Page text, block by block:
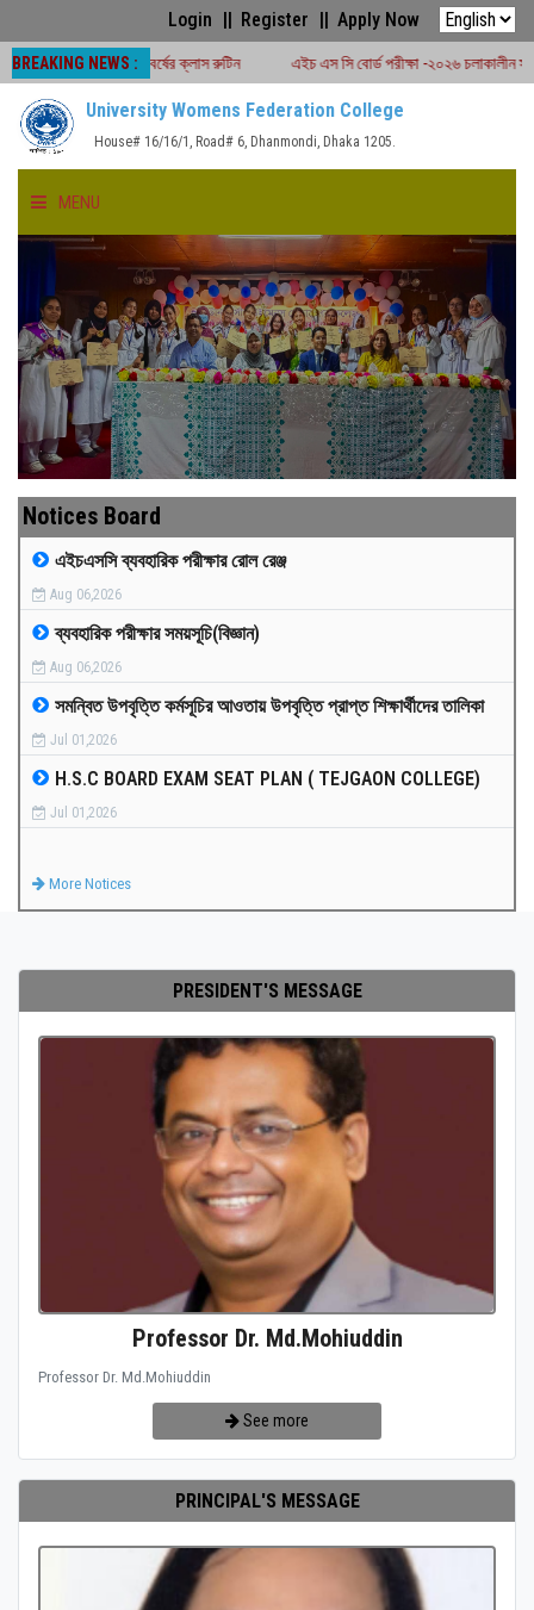
Login Register Apply Now
BREAKING NEWS :
১ম ও ২য় বর্ষের ক্লাস রুটিন এইচ এস সি বোর্ড পরীক্ষা -২০২৬ চলাকালীন সময়ে
University Womens Federation College
House# 16/16/1, Road# 6, Dhanmondi, Dhaka 1205.
MENU
HOME
ABOUT US
FACULTIES
ACADEMICS
GALLERY
MEDIA
PAYMENT
CO-CURRICULUM
RESULTS
Notices Board
এইচএসসি ব্যবহারিক পরীক্ষার রোল রেঞ্জ
Aug 06,2026
ব্যবহারিক পরীক্ষার সময়সূচি(বিজ্ঞান)
Aug 06,2026
সমন্বিত উপবৃত্তি কর্মসূচির আওতায় উপবৃত্তি প্রাপ্ত শিক্ষার্থীদের তালিকা
Jul 01,2026
H.S.C BOARD EXAM SEAT PLAN ( TEJGAON COLLEGE)
Jul 01,2026
More Notices
PRESIDENT'S MESSAGE
Professor Dr. Md.Mohiuddin
Professor Dr. Md.Mohiuddin
See more
PRINCIPAL'S MESSAGE